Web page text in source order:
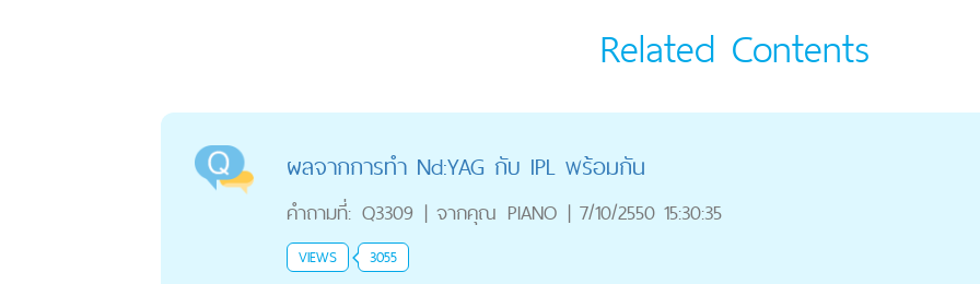
Related Contents
ผลจากการทำ Nd:YAG กับ IPL พร้อมกัน
คำถามที่: Q3309 | จากคุณ PIANO | 7/10/2550 15:30:35
VIEWS 3055